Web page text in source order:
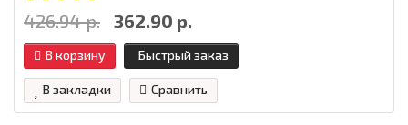
426.94 р. 362.90 р.
В корзину Быстрый заказ
В закладки Сравнить